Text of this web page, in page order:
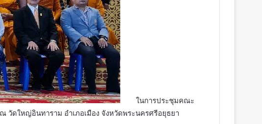
ในการประชุมคณะ
ดใหญ่อินทาราม อำเภอเมือง จังหวัดพระนครศรีอยุธยา